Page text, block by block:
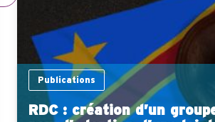
Publications
RDC : création d’un